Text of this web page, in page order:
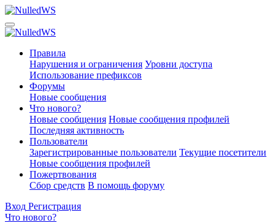
Правила
Нарушения и ограничения Уровни доступа
Использование префиксов
Форумы
Новые сообщения
Что нового?
Новые сообщения Новые сообщения профилей
Последняя активность
Пользователи
Зарегистрированные пользователи Текущие посетители
Новые сообщения профилей
Пожертвования
Сбор средств В помощь форуму
Вход Регистрация
Что нового?